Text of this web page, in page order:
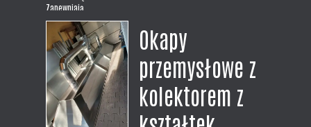
Zapewniają...
Okapy
przemysłowe z
kolektorem z